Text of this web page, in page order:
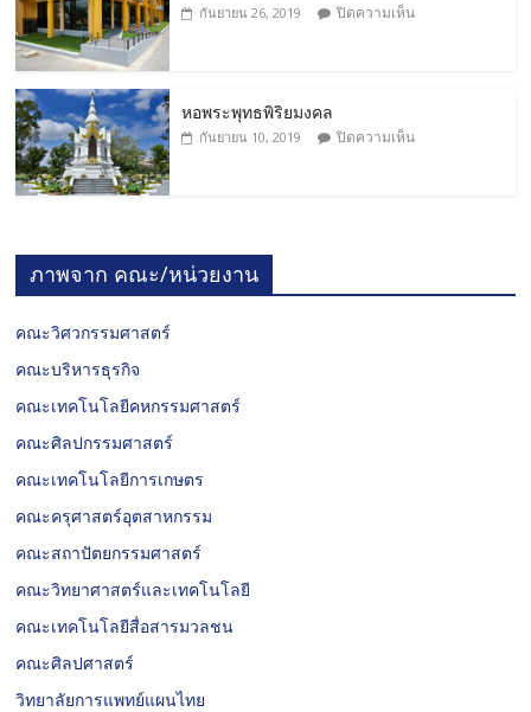
กันยายน 26, 2019 ปิดความเห็น
หอพระพุทธพิริยมงคล
กันยายน 10, 2019 ปิดความเห็น
ภาพจาก คณะ/หน่วยงาน
คณะวิศวกรรมศาสตร์
คณะบริหารธุรกิจ
คณะเทคโนโลยีคหกรรมศาสตร์
คณะศิลปกรรมศาสตร์
คณะเทคโนโลยีการเกษตร
คณะครุศาสตร์อุตสาหกรรม
คณะสถาปัตยกรรมศาสตร์
คณะวิทยาศาสตร์และเทคโนโลยี
คณะเทคโนโลยีสื่อสารมวลชน
คณะศิลปศาสตร์
วิทยาลัยการแพทย์แผนไทย